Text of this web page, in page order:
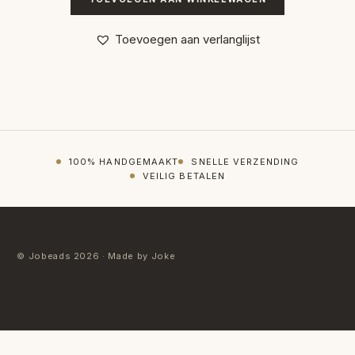
Toevoegen aan verlanglijst
100% HANDGEMAAKT
SNELLE VERZENDING
VEILIG BETALEN
© Jobeads 2026 · Made by Joke